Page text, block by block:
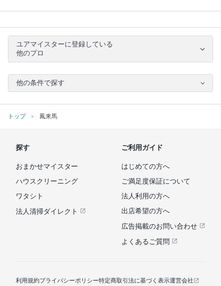
ユアマイスターに登録している
他のプロ
他の条件で探す
トップ 鳳来馬
探す
おまかせマイスター
ハウスクリーニング
ワタシト
法人清掃ダイレクト
ご利用ガイド
はじめての方へ
ご満足度保証について
法人利用の方へ
出店希望の方へ
広告掲載のお問い合わせ
よくあるご質問
利用規約プライバシーポリシー特定商取引法に基づく表示運営会社